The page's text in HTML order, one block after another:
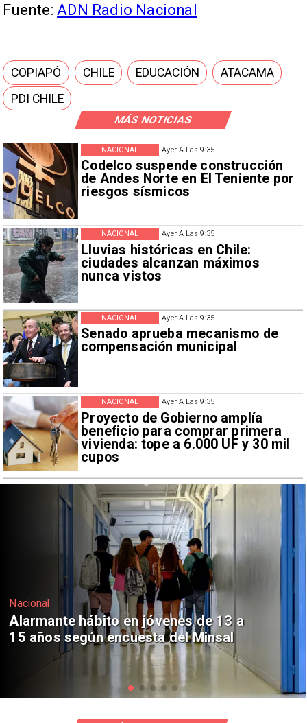
MÁS NOTICIAS
Ayer A Las 9:35
Codelco suspende construcción
de Andes Norte en El Teniente por
riesgos sísmicos
NACIONAL
Ayer A Las 9:35
Lluvias históricas en Chile:
ciudades alcanzan máximos
nunca vistos
NACIONAL
Ayer A Las 9:35
Senado aprueba mecanismo de
compensación municipal
NACIONAL
Ayer A Las 9:35
Proyecto de Gobierno amplía
beneficio para comprar primera
vivienda: tope a 6.000 UF y 30 mil
cupos
NACIONAL
Fuente: ADN Radio Nacional
COPIAPÓ CHILE EDUCACIÓN
ATACAMA
PDI CHILE
Regiones
Aprueban creación del Parque
Sebastián Piñera con inversión de $4
mil millones